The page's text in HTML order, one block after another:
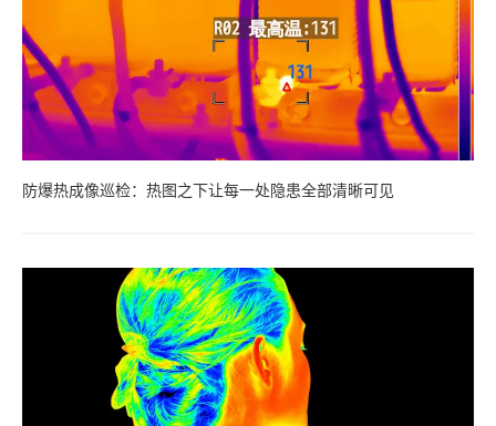
防爆热成像巡检：热图之下让每一处隐患全部清晰可见